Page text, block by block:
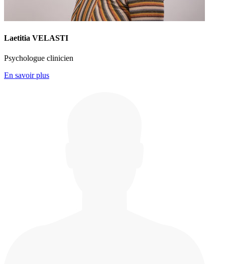
Laetitia VELASTI
Psychologue clinicien
En savoir plus